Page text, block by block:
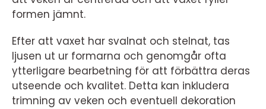
formen jämnt.
Efter att vaxet har svalnat och stelnat, tas
ljusen ut ur formarna och genomgår ofta
ytterligare bearbetning för att förbättra deras
utseende och kvalitet. Detta kan inkludera
trimning av veken och eventuell dekoration